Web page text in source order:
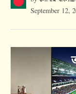
September 12,